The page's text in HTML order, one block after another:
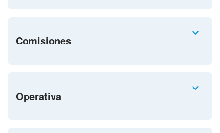
Comisiones
Operativa